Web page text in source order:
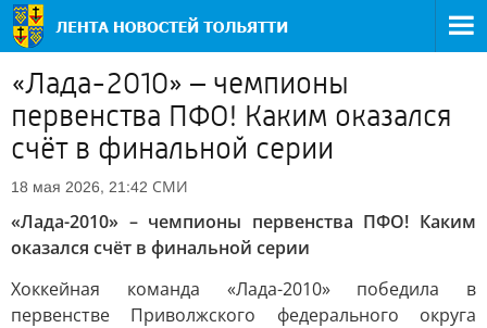
«Лада-2010» – чемпионы
первенства ПФО! Каким оказался
счёт в финальной серии
18 мая 2026, 21:42 СМИ
«Лада-2010» – чемпионы первенства ПФО! Каким
оказался счёт в финальной серии
Хоккейная команда «Лада-2010» победила в
первенстве Приволжского федерального округа